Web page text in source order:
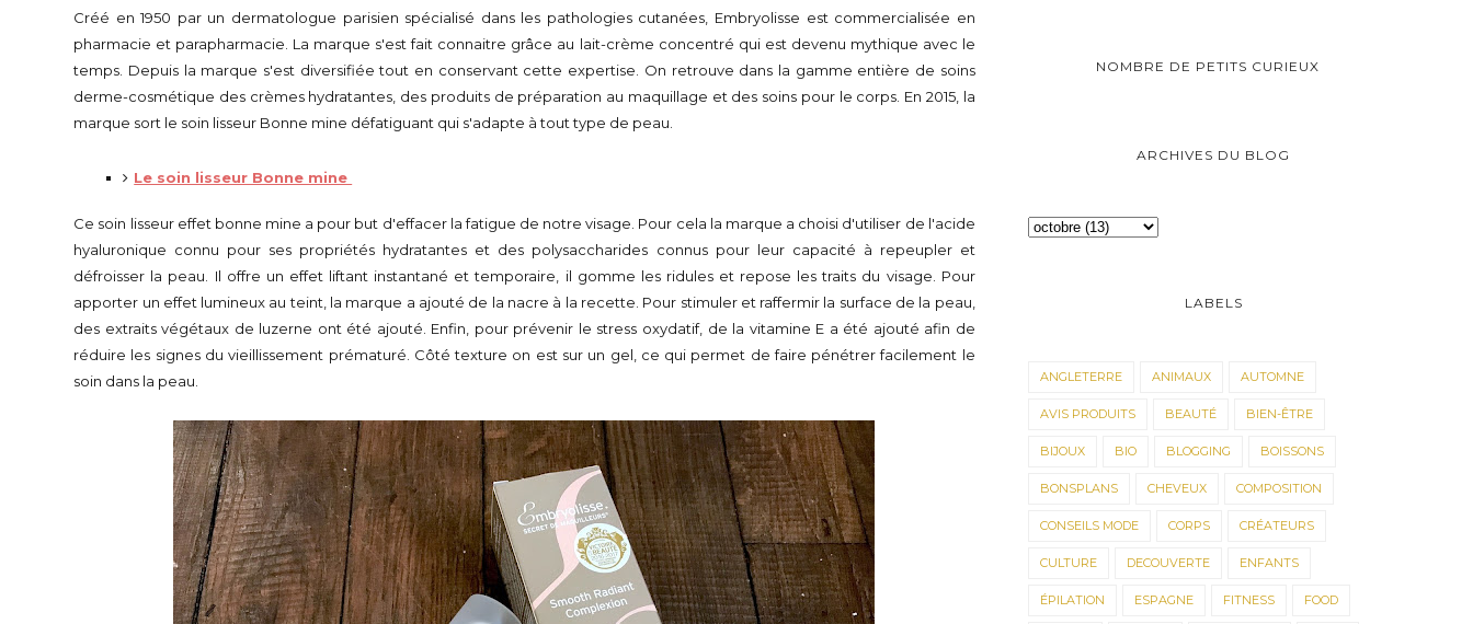
Créé en 1950 par un dermatologue parisien spécialisé dans les pathologies cutanées, Embryolisse est commercialisée en
pharmacie et parapharmacie. La marque s'est fait connaitre grâce au lait-crème concentré qui est devenu mythique avec le
temps. Depuis la marque s'est diversifiée tout en conservant cette expertise. On retrouve dans la gamme entière de soins
derme-cosmétique des crèmes hydratantes, des produits de préparation au maquillage et des soins pour le corps. En 2015, la
marque sort le soin lisseur Bonne mine défatiguant qui s'adapte à tout type de peau.
Le soin lisseur Bonne mine
Ce soin lisseur effet bonne mine a pour but d'effacer la fatigue de notre visage. Pour cela la marque a choisi d'utiliser de l'acide
hyaluronique connu pour ses propriétés hydratantes et des polysaccharides connus pour leur capacité à repeupler et
défroisser la peau. Il offre un effet liftant instantané et temporaire, il gomme les ridules et repose les traits du visage. Pour
apporter un effet lumineux au teint, la marque a ajouté de la nacre à la recette. Pour stimuler et raffermir la surface de la peau,
des extraits végétaux de luzerne ont été ajouté. Enfin, pour prévenir le stress oxydatif, de la vitamine E a été ajouté afin de
réduire les signes du vieillissement prématuré. Côté texture on est sur un gel, ce qui permet de faire pénétrer facilement le
soin dans la peau.
NOMBRE DE PETITS CURIEUX
ARCHIVES DU BLOG
LABELS
ANGLETERRE ANIMAUX AUTOMNE
AVIS PRODUITS BEAUTÉ BIEN-ÊTRE
BIJOUX BIO BLOGGING BOISSONS
BONSPLANS CHEVEUX COMPOSITION
CONSEILS MODE CORPS CRÉATEURS
CULTURE DECOUVERTE ENFANTS
ÉPILATION ESPAGNE FITNESS FOOD